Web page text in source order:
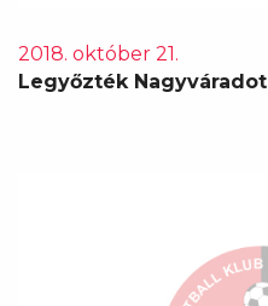
2018. október 21.
Legyőzték Nagyváradot